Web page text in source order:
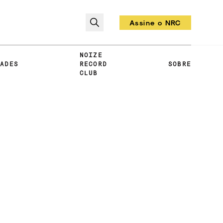
Assine o NRC
NOIZE
RECORD
CLUB
SOBRE